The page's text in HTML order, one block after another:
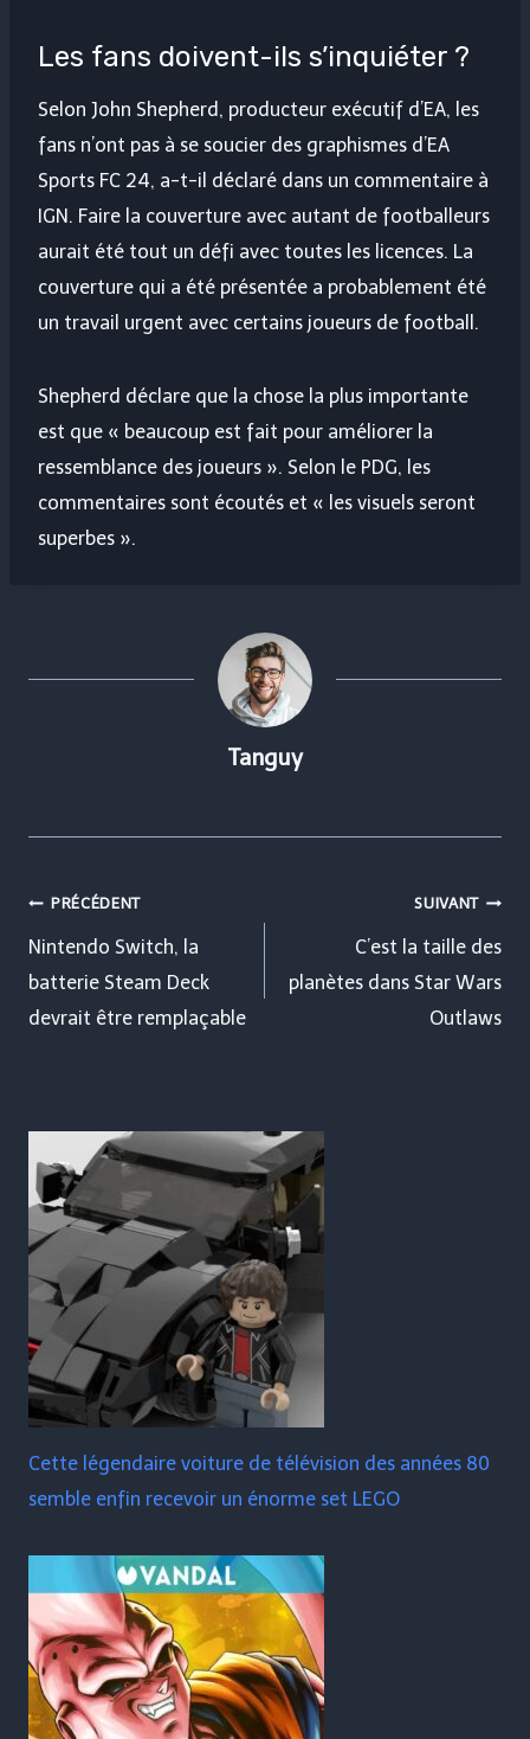
Les fans doivent-ils s’inquiéter ?
Selon John Shepherd, producteur exécutif d’EA, les
fans n’ont pas à se soucier des graphismes d’EA
Sports FC 24, a-t-il déclaré dans un commentaire à
IGN. Faire la couverture avec autant de footballeurs
aurait été tout un défi avec toutes les licences. La
couverture qui a été présentée a probablement été
un travail urgent avec certains joueurs de football.
Shepherd déclare que la chose la plus importante
est que « beaucoup est fait pour améliorer la
ressemblance des joueurs ». Selon le PDG, les
commentaires sont écoutés et « les visuels seront
superbes ».
Tanguy
Navigation
de
l’article
PRÉCÉDENT
Nintendo Switch, la
batterie Steam Deck
devrait être remplaçable
SUIVANT
C’est la taille des
planètes dans Star Wars
Outlaws
Cette légendaire voiture de télévision des années 80
semble enfin recevoir un énorme set LEGO